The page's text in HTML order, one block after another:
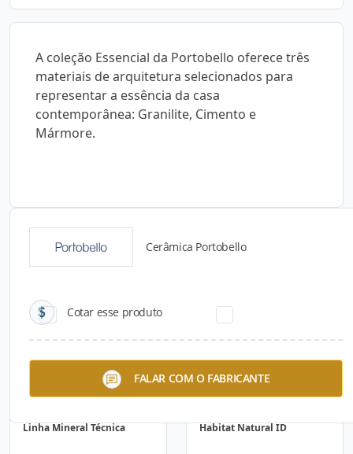
A coleção Essencial da Portobello oferece três
materiais de arquitetura selecionados para
representar a essência da casa
contemporânea: Granilite, Cimento e
Mármore.
Cerâmica Portobello
Cotar esse produto
FALAR COM O FABRICANTE
Catálogos para Download
Linha Mineral Técnica Habitat Natural ID